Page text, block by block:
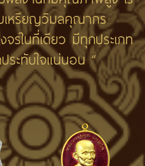
เหรียญวิมลคุณากร
รในที่เดียว มีทุกประเภท
ระทับใจแน่นอน “